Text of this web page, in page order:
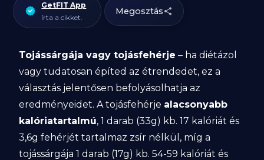
GetFIT App
írta a cikket.
Megosztás
Tojássárgája vagy tojásfehérje – ha diétázol
vagy tudatosan építed az étrendedet, ez a
választás jelentősen befolyásolhatja az
eredményeidet. A tojásfehérje alacsonyabb
kalóriatartalmú, 1 darab (33g) kb. 17 kalóriát és
3,6g fehérjét tartalmaz zsír nélkül, míg a
tojássárgája 1 darab (17g) kb. 54-59 kalóriát és